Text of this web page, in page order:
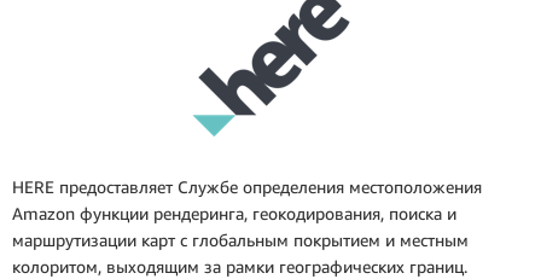
HERE предоставляет Службе определения местоположения
Amazon функции рендеринга, геокодирования, поиска и
маршрутизации карт с глобальным покрытием и местным
колоритом, выходящим за рамки географических границ.